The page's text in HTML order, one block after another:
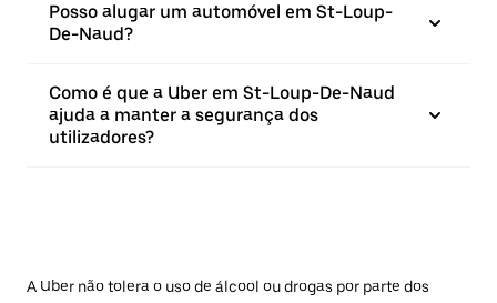
Posso alugar um automóvel em St-Loup-
De-Naud?
Como é que a Uber em St-Loup-De-Naud
ajuda a manter a segurança dos
utilizadores?
A Uber não tolera o uso de álcool ou drogas por parte dos